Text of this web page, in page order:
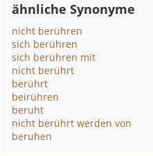
ähnliche Synonyme
nicht berühren
sich berühren
sich berühren mit
nicht berührt
berührt
beirühren
beruht
nicht berührt werden von
beruhen